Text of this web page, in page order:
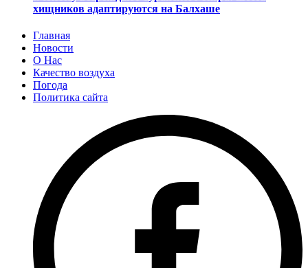
хищников адаптируются на Балхаше
Главная
Новости
О Нас
Качество воздуха
Погода
Политика сайта